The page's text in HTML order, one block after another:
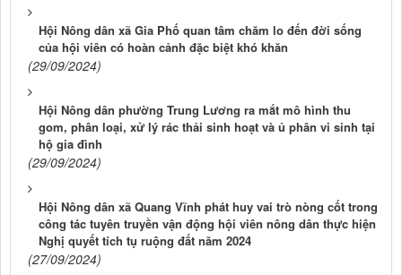
Hội Nông dân xã Gia Phố quan tâm chăm lo đến đời sống
của hội viên có hoàn cảnh đặc biệt khó khăn
(29/09/2024)
Hội Nông dân phường Trung Lương ra mắt mô hình thu
gom, phân loại, xử lý rác thải sinh hoạt và ủ phân vi sinh tại
hộ gia đình
(29/09/2024)
Hội Nông dân xã Quang Vĩnh phát huy vai trò nòng cốt trong
công tác tuyên truyền vận động hội viên nông dân thực hiện
Nghị quyết tích tụ ruộng đất năm 2024
(27/09/2024)